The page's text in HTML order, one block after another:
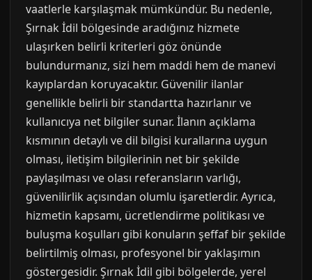
vaatlerle karşılaşmak mümkündür. Bu nedenle,
Şırnak İdil bölgesinde aradığınız hizmete
ulaşırken belirli kriterleri göz önünde
bulundurmanız, sizi hem maddi hem de manevi
kayıplardan koruyacaktır. Güvenilir ilanlar
genellikle belirli bir standartta hazırlanır ve
kullanıcıya net bilgiler sunar. İlanın açıklama
kısmının detaylı ve dil bilgisi kurallarına uygun
olması, iletişim bilgilerinin net bir şekilde
paylaşılması ve olası referansların varlığı,
güvenilirlik açısından olumlu işaretlerdir. Ayrıca,
hizmetin kapsamı, ücretlendirme politikası ve
buluşma koşulları gibi konuların şeffaf bir şekilde
belirtilmiş olması, profesyonel bir yaklaşımın
göstergesidir. Şırnak İdil gibi bölgelerde, yerel